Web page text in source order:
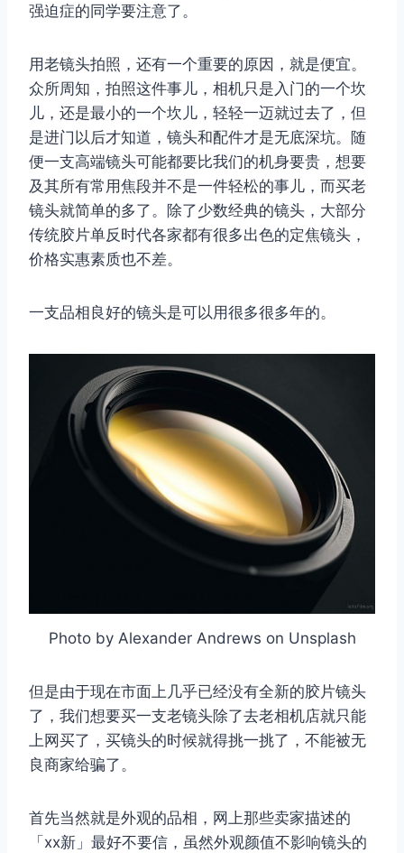
强迫症的同学要注意了。
用老镜头拍照，还有一个重要的原因，就是便宜。
众所周知，拍照这件事儿，相机只是入门的一个坎
儿，还是最小的一个坎儿，轻轻一迈就过去了，但
是进门以后才知道，镜头和配件才是无底深坑。随
便一支高端镜头可能都要比我们的机身要贵，想要
及其所有常用焦段并不是一件轻松的事儿，而买老
镜头就简单的多了。除了少数经典的镜头，大部分
传统胶片单反时代各家都有很多出色的定焦镜头，
价格实惠素质也不差。
一支品相良好的镜头是可以用很多很多年的。
Photo by Alexander Andrews on Unsplash
但是由于现在市面上几乎已经没有全新的胶片镜头
了，我们想要买一支老镜头除了去老相机店就只能
上网买了，买镜头的时候就得挑一挑了，不能被无
良商家给骗了。
首先当然就是外观的品相，网上那些卖家描述的
「xx新」最好不要信，虽然外观颜值不影响镜头的